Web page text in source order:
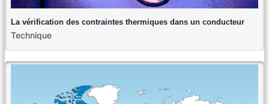
La vérification des contraintes thermiques dans un conducteur
Technique